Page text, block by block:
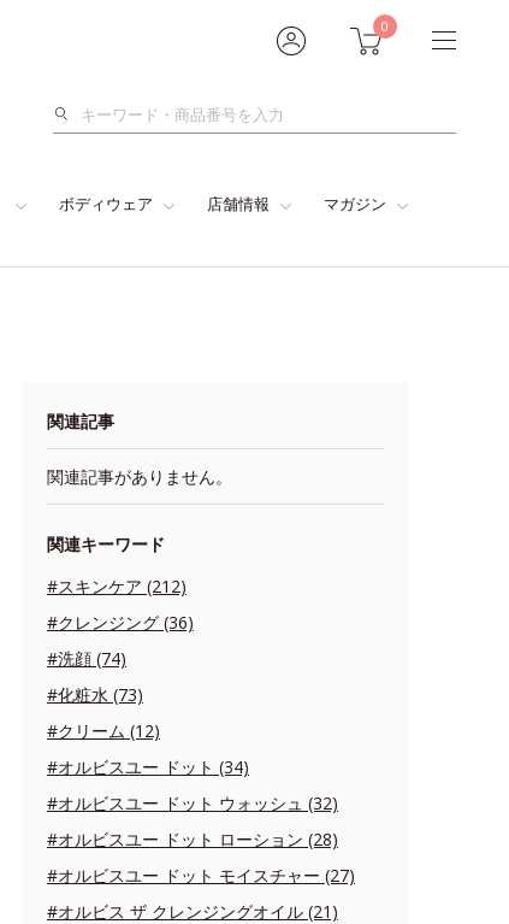
0
検
ボディウェア 店舗情報 マガジン
関連記事
関連記事がありません。
関連キーワード
#スキンケア (212)
#クレンジング (36)
#洗顔 (74)
#化粧水 (73)
#クリーム (12)
#オルビスユー ドット (34)
#オルビスユー ドット ウォッシュ (32)
#オルビスユー ドット ローション (28)
#オルビスユー ドット モイスチャー (27)
#オルビス ザ クレンジングオイル (21)